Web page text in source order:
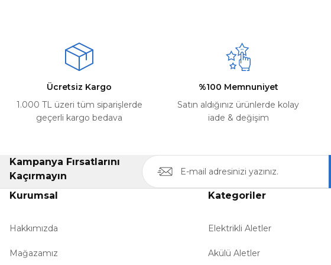
Ürün açıklamasında eksik bilgiler bulunuyor.
Ürün bilgilerinde hatalar bulunuyor.
Ücretsiz Kargo
1.000 TL üzeri tüm siparişlerde
geçerli kargo bedava
%100 Memnuniyet
Satın aldığınız ürünlerde kolay
iade & değişim
Kampanya Fırsatlarını
Kaçırmayın
Kurumsal
Hakkımızda
Mağazamız
Kategoriler
Elektrikli Aletler
Akülü Aletler